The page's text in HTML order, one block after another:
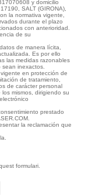
y domicilio
SALT (GIRONA),
la normativa vigente,
durante el plazo
con anterioridad.
de su
de manera lícita,
Es por ello
las medidas razonables
inexactos.
en protección de
de tratamiento,
de carácter personal
mismos, dirigiendo su
prestado
la reclamación que
formulari.